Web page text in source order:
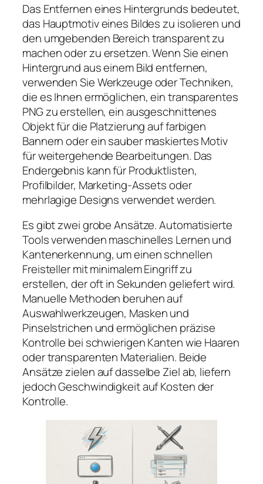
Das Entfernen eines Hintergrunds bedeutet,
das Hauptmotiv eines Bildes zu isolieren und
den umgebenden Bereich transparent zu
machen oder zu ersetzen. Wenn Sie einen
Hintergrund aus einem Bild entfernen,
verwenden Sie Werkzeuge oder Techniken,
die es Ihnen ermöglichen, ein transparentes
PNG zu erstellen, ein ausgeschnittenes
Objekt für die Platzierung auf farbigen
Bannern oder ein sauber maskiertes Motiv
für weitergehende Bearbeitungen. Das
Endergebnis kann für Produktlisten,
Profilbilder, Marketing-Assets oder
mehrlagige Designs verwendet werden.
Es gibt zwei grobe Ansätze. Automatisierte
Tools verwenden maschinelles Lernen und
Kantenerkennung, um einen schnellen
Freisteller mit minimalem Eingriff zu
erstellen, der oft in Sekunden geliefert wird.
Manuelle Methoden beruhen auf
Auswahlwerkzeugen, Masken und
Pinselstrichen und ermöglichen präzise
Kontrolle bei schwierigen Kanten wie Haaren
oder transparenten Materialien. Beide
Ansätze zielen auf dasselbe Ziel ab, liefern
jedoch Geschwindigkeit auf Kosten der
Kontrolle.